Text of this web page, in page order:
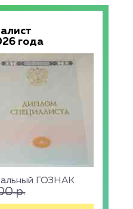
года
ГОЗНАК
р.